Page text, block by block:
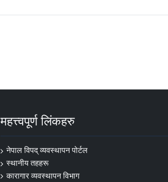
महत्त्वपूर्ण लिंकहरु
नेपाल विपद् व्यवस्थापन पोर्टल
स्थानीय तहहरू
कारागार व्यवस्थापन विभाग